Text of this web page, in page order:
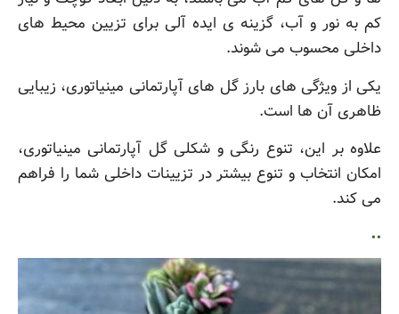
کم به نور و آب، گزینه ی ایده آلی برای تزیین محیط های
داخلی محسوب می شوند.
یکی از ویژگی های بارز گل های آپارتمانی مینیاتوری، زیبایی
ظاهری آن ها است.
علاوه بر این، تنوع رنگی و شکلی گل آپارتمانی مینیاتوری،
امکان انتخاب و تنوع بیشتر در تزیینات داخلی شما را فراهم
می کند.
..